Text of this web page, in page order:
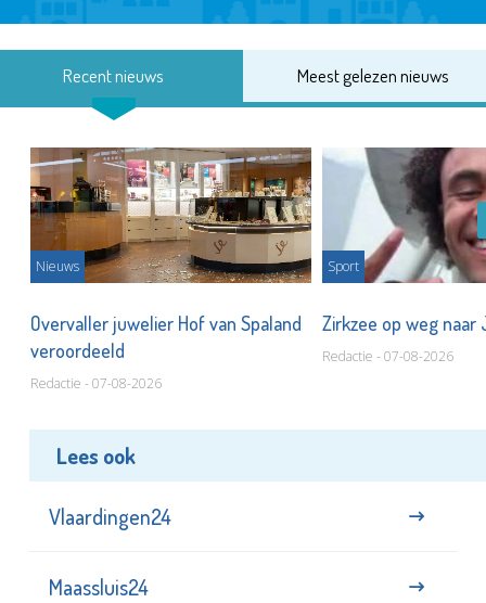
Recent nieuws Meest gelezen nieuws
Nieuws
Overvaller juwelier Hof van Spaland
veroordeeld
Redactie - 07-08-2026
Sport
Zirkzee op weg
Redactie - 07-08-2026
Lees ook
Vlaardingen24
Maassluis24